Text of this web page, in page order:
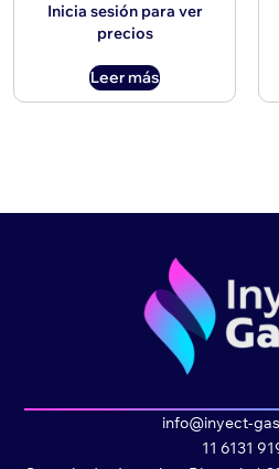
Inicia sesión para ver
precios
Leer más
info@inyect-
11 6131